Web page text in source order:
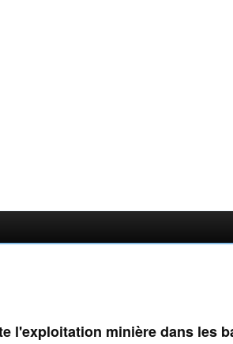
l'exploitation minière dans les